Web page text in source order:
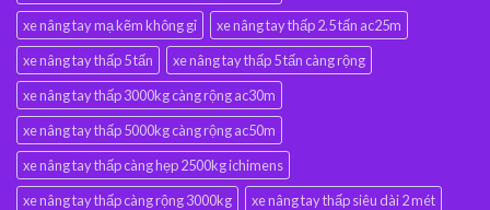
xe nâng tay mạ kẽm không gỉ
xe nâng tay thấp 2.5 tấn ac25m
xe nâng tay thấp 5 tấn
xe nâng tay thấp 5 tấn càng rộng
xe nâng tay thấp 3000kg càng rộng ac30m
xe nâng tay thấp 5000kg càng rộng ac50m
xe nâng tay thấp càng hẹp 2500kg ichimens
xe nâng tay thấp càng rộng 3000kg
xe nâng tay thấp siêu dài 2 mét